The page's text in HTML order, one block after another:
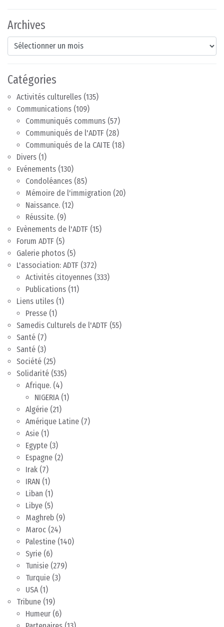
Archives
Archives
Catégories
Activités culturelles (135)
Communications (109)
Communiqués communs (57)
Communiqués de l'ADTF (28)
Communiqués de la CAITE (18)
Divers (1)
Evénements (130)
Condoléances (85)
Mémoire de l'immigration (20)
Naissance. (12)
Réussite. (9)
Evènements de l'ADTF (15)
Forum ADTF (5)
Galerie photos (5)
L'association: ADTF (372)
Activités citoyennes (333)
Publications (11)
Liens utiles (1)
Presse (1)
Samedis Culturels de l'ADTF (55)
Santé (7)
Santé (3)
Société (25)
Solidarité (535)
Afrique. (4)
NIGERIA (1)
Algérie (21)
Amérique Latine (7)
Asie (1)
Egypte (3)
Espagne (2)
Irak (7)
IRAN (1)
Liban (1)
Libye (5)
Maghreb (9)
Maroc (24)
Palestine (140)
Syrie (6)
Tunisie (279)
Turquie (3)
USA (1)
Tribune (19)
Humeur (6)